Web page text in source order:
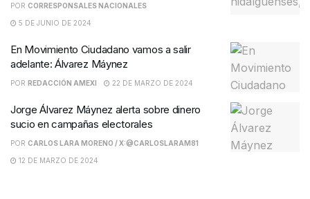
POR CORRESPONSALES NACIONALES
5 DE JUNIO DE 2024
En Movimiento Ciudadano vamos a salir
adelante: Álvarez Máynez
POR REDACCIÓN AMEXI 22 DE MARZO DE 2024
Jorge Álvarez Máynez alerta sobre dinero
sucio en campañas electorales
POR CARLOS LARA MORENO / X:@CARLOSLARAM81
12 DE MARZO DE 2024